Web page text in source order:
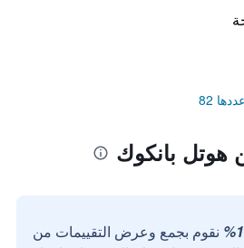
82
هوتل بانكوك
نقوم بجمع وعرض التقييمات من